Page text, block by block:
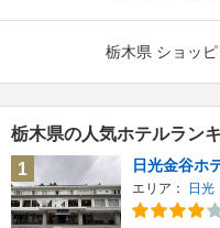
栃木県 ショッ
栃木県の人気ホテルラン
1
日光金谷ホ
エリア： 日光